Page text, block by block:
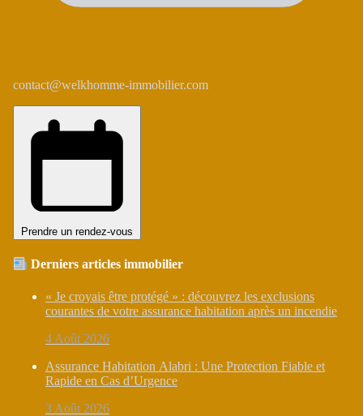
contact@welkhomme-immobilier.com
Prendre un rendez-vous
Derniers articles immobilier
« Je croyais être protégé » : découvrez les exclusions
courantes de votre assurance habitation après un incendie
4 Août 2026
Assurance Habitation Alabri : Une Protection Fiable et
Rapide en Cas d’Urgence
3 Août 2026